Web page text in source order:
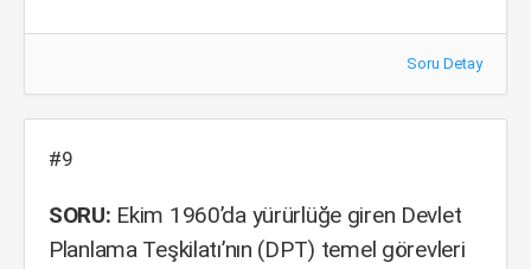
Soru Detay
#9
SORU: Ekim 1960’da yürürlüğe giren Devlet
Planlama Teşkilatı’nın (DPT) temel görevleri